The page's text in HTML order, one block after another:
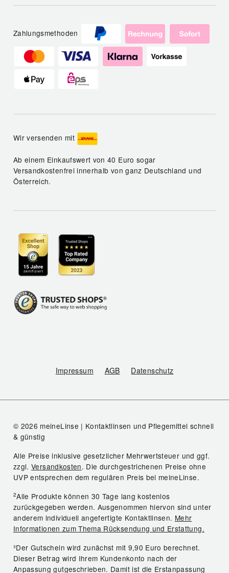
Zahlungsmethoden
Wir versenden mit
Ab einem Einkaufswert von 40 Euro sogar
Versandkostenfrei innerhalb von ganz Deutschland und
Österreich.
Impressum AGB Datenschutz
© 2026 meineLinse | Kontaktlinsen und Pflegemittel schnell
& günstig
Alle Preise inklusive gesetzlicher Mehrwertsteuer und ggf.
zzgl.Versandkosten. Die durchgestrichenen Preise ohne
UVP entsprechen dem regulären Preis bei meineLinse.
2Alle Produkte können 30 Tage lang kostenlos
zurückgegeben werden. Ausgenommen hiervon sind unter
anderem individuell angefertigte Kontaktlinsen. Mehr
Informationen zum Thema Rücksendung und Erstattung.
³Der Gutschein wird zunächst mit 9,90 Euro berechnet.
Dieser Betrag wird Ihrem Kundenkonto nach der
Anpassung gutgeschrieben. Damit ist die Erstanpassung